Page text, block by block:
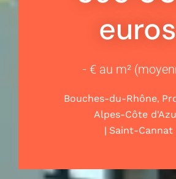
euros
- € au m²
Bouches-du-Rhône,
Alpes-Côte
| Saint-Cannat